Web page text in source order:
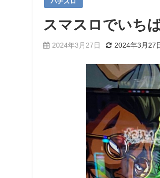
スマスロでいち
2024年3月27日 2024年3月27